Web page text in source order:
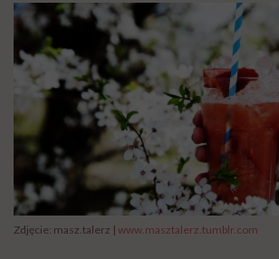
Zdjęcie: masz.talerz | www.masztalerz.tumblr.com